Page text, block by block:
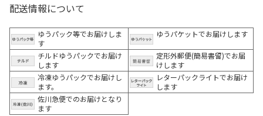
配送情報について
ゆうパック等でお届けしま
す
ゆうパケットでお届けします
チルドゆうパックでお届け
します
定形外郵便(簡易書留)でお届
けします
冷凍ゆうパックでお届けし
ます。
レターパックライトでお届け
します
佐川急便でのお届けとなり
ます